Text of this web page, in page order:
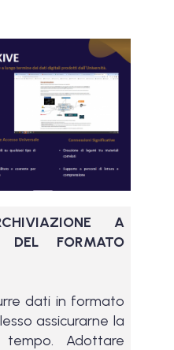
A
DEL FORMATO
dati in formato
assicurarne la
tempo. Adottare